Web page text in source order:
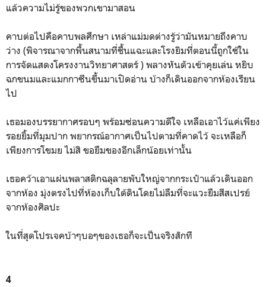
แล้วความไม่รู้ของพวกเขามาสอน
คาบต่อไปคือคาบพลศึกษา เหล่าแม่มดต่างรู้ว่ามันหมายถึงคาบ
ว่าง (พิจารณาจากพื้นสนามที่ชื้นแฉะและโรงยิมที่ตอนนี้ถูกใช้ใน
การจัดแสดงโครงงานวิทยาศาสตร์ ) พลางหันตัวเข้าคุยเล่น หยิบ
ฉกขนมและแมกกาซีนขึ้นมาเปิดอ่าน บ้างก็เดินออกจากห้องเรียน
ไป
เธอมองบรรยากาศรอบๆ พร้อมซ่อนความดีใจ เหลือเอาไว้แค่เพียง
รอยยิ้มที่มุมปาก พยากรณ์อากาศเป็นไปตามที่คาดไว้ จะเหลือก็
เพียงการโขมย ไม่สิ ขอยืมของอีกเล็กน้อยเท่านั้น
เธอคว้าเอาแผ่นพลาสติกฉลุลายพับใหญ่จากกระเป๋าแล้วเดินออก
จากห้อง มุ่งตรงไปที่ห้องเก็บใต้ดินโดยไม่ลืมที่จะแวะยืมสีสเปรย์
จากห้องศิลปะ
ในที่สุดโปรเจคบ้าๆบอๆของเธอก็จะเป็นจริงสักที
4